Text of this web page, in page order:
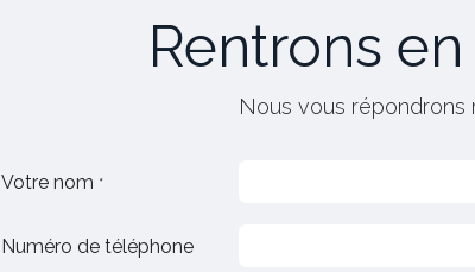
Rentrons
Nous vous répondrons
Votre nom *
Numéro de téléphone